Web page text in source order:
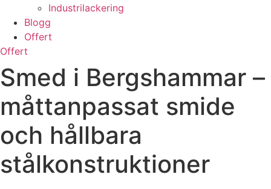
Industrilackering
Blogg
Offert
Offert
Smed i Bergshammar –
måttanpassat smide
och hållbara
stålkonstruktioner